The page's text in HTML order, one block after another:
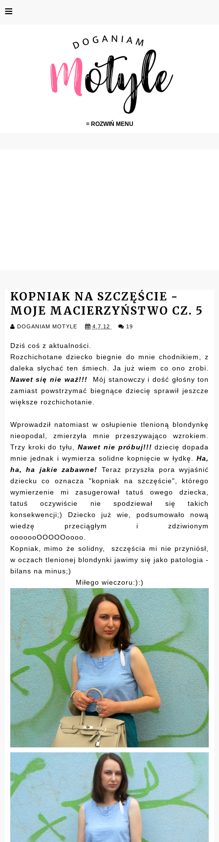
≡
≡ ROZWIŃ MENU
KOPNIAK NA SZCZĘŚCIE -
MOJE MACIERZYŃSTWO CZ. 5
DOGANIAM MOTYLE 4.7.12 19
Dziś coś z aktualności.
Rozchichotane dziecko biegnie do mnie chodnikiem, z
daleka słychać ten śmiech. Ja już wiem co ono zrobi.
Nawet się nie waż!!! Mój stanowczy i dość głośny ton
zamiast powstrzymać biegnące dziecię sprawił jeszcze
większe rozchichotanie.
Wprowadził natomiast w osłupienie tlenioną blondynkę
nieopodal, zmierzyła mnie przeszywająco wzrokiem.
Trzy kroki do tyłu, Nawet nie próbuj!!! dziecię dopada
mnie jednak i wymierza solidne kopnięcie w łydkę.Ha,
ha, ha jakie zabawne! Teraz przyszła pora wyjaśnić
dziecku co oznacza "kopniak na szczęście", którego
wymierzenie mi zasugerował tatuś owego dziecka,
tatuś oczywiście nie spodziewał się takich
konsekwencji;) Dziecko już wie, podsumowało nową
wiedzę przeciągłym i zdziwionym
ooooooOOOOOoooo.
Kopniak, mimo że solidny, szczęścia mi nie przyniósł,
w oczach tlenionej blondynki jawimy się jako patologia -
bilans na minus;)
Miłego wieczoru:):)